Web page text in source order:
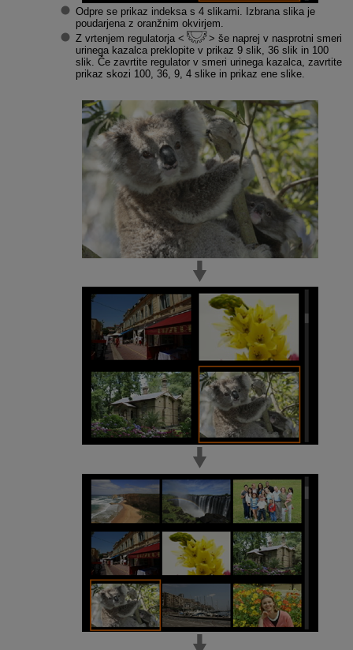
Odpre se prikaz indeksa s 4 slikami. Izbrana slika je
poudarjena z oranžnim okvirjem.
Z vrtenjem regulatorja
še naprej v nasprotni smeri
urinega kazalca preklopite v prikaz 9 slik, 36 slik in 100
slik. Če zavrtite regulator v smeri urinega kazalca, zavrtite
prikaz skozi 100, 36, 9, 4 slike in prikaz ene slike.